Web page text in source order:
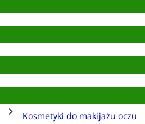
Kosmetyki do makijażu oczu